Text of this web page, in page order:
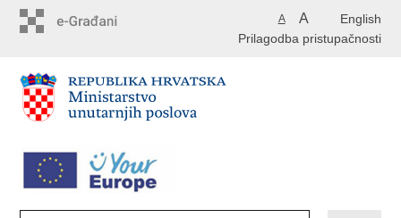
English
A A
Prilagodba pristupačnosti